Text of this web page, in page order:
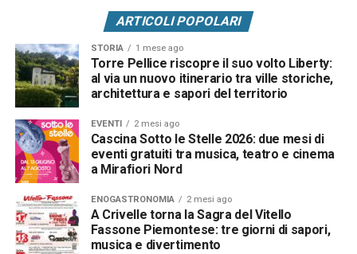
ARTICOLI POPOLARI
STORIA 1 mese ago
Torre Pellice riscopre il suo volto Liberty:
al via un nuovo itinerario tra ville storiche,
architettura e sapori del territorio
EVENTI 2 mesi ago
Cascina Sotto le Stelle 2026: due mesi di
eventi gratuiti tra musica, teatro e cinema
a Mirafiori Nord
ENOGASTRONOMIA 2 mesi ago
A Crivelle torna la Sagra del Vitello
Fassone Piemontese: tre giorni di sapori,
musica e divertimento